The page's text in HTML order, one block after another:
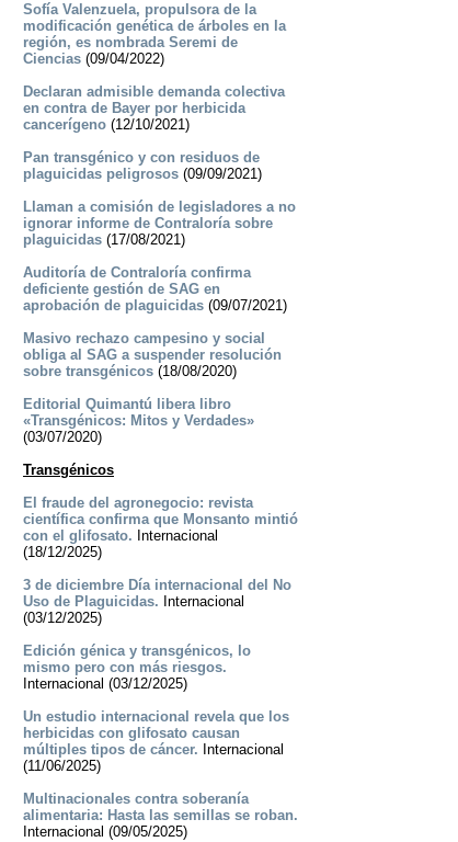
Sofía Valenzuela, propulsora de la
modificación genética de árboles en la
región, es nombrada Seremi de
Ciencias(09/04/2022)
Declaran admisible demanda colectiva
en contra de Bayer por herbicida
cancerígeno(12/10/2021)
Pan transgénico y con residuos de
plaguicidas peligrosos(09/09/2021)
Llaman a comisión de legisladores a no
ignorar informe de Contraloría sobre
plaguicidas(17/08/2021)
Auditoría de Contraloría confirma
deficiente gestión de SAG en
aprobación de plaguicidas(09/07/2021)
Masivo rechazo campesino y social
obliga al SAG a suspender resolución
sobre transgénicos(18/08/2020)
Editorial Quimantú libera libro
«Transgénicos: Mitos y Verdades»
(03/07/2020)
Transgénicos
El fraude del agronegocio: revista
científica confirma que Monsanto mintió
con el glifosato. Internacional
(18/12/2025)
3 de diciembre Día internacional del No
Uso de Plaguicidas. Internacional
(03/12/2025)
Edición génica y transgénicos, lo
mismo pero con más riesgos.
Internacional (03/12/2025)
Un estudio internacional revela que los
herbicidas con glifosato causan
múltiples tipos de cáncer. Internacional
(11/06/2025)
Multinacionales contra soberanía
alimentaria: Hasta las semillas se roban.
Internacional (09/05/2025)